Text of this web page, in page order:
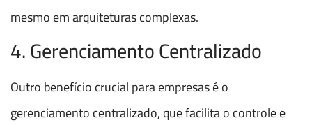
mesmo em arquiteturas complexas.
4. Gerenciamento Centralizado
Outro benefício crucial para empresas é o
gerenciamento centralizado, que facilita o controle e